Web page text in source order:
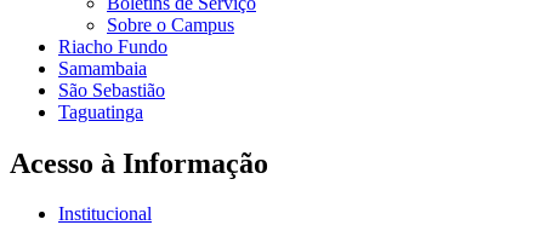
Sobre o Campus
Riacho Fundo
Samambaia
São Sebastião
Taguatinga
Acesso à Informação
Institucional